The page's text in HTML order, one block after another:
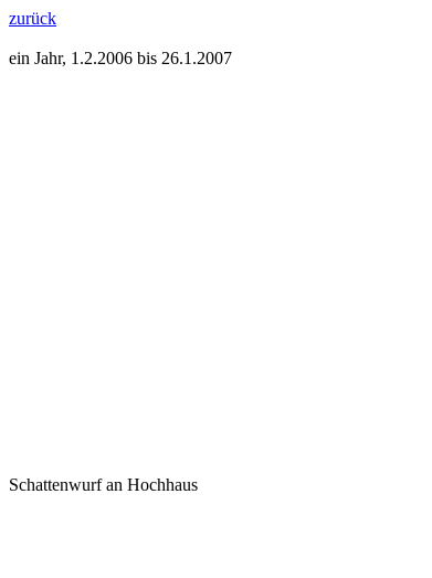
zurück
ein Jahr, 1.2.2006 bis 26.1.2007
Schattenwurf an Hochhaus